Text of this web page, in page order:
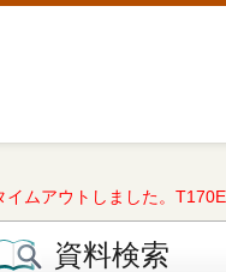
ムアウトしました。
資料検索